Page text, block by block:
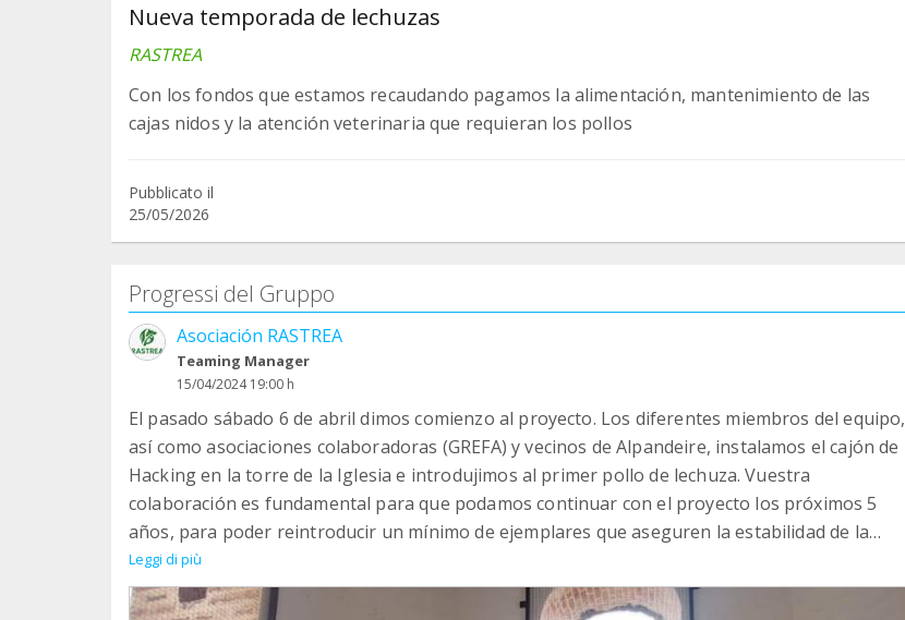
Nueva temporada de lechuzas
RASTREA
Con los fondos que estamos recaudando pagamos la alimentación, mantenimiento de las
cajas nidos y la atención veterinaria que requieran los pollos
Pubblicato il
25/05/2026
Progressi del Gruppo
Asociación RASTREA
Teaming Manager
15/04/2024 19:00 h
El pasado sábado 6 de abril dimos comienzo al proyecto. Los diferentes miembros del equipo,
así como asociaciones colaboradoras (GREFA) y vecinos de Alpandeire, instalamos el cajón de
Hacking en la torre de la Iglesia e introdujimos al primer pollo de lechuza. Vuestra
colaboración es fundamental para que podamos continuar con el proyecto los próximos 5
años, para poder reintroducir un mínimo de ejemplares que aseguren la estabilidad de la
especie en dicha zona.
Leggi di più